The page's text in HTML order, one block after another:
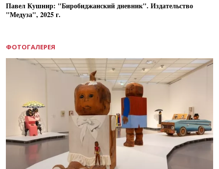
Павел Кушнир: "Биробиджанский дневник". Издательство
"Медуза", 2025 г.
ФОТОГАЛЕРЕЯ